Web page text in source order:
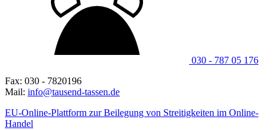
030 - 787 05 176
Fax: 030 - 7820196
Mail: info@tausend-tassen.de
EU-Online-Plattform zur Beilegung von Streitigkeiten im Online-
Handel